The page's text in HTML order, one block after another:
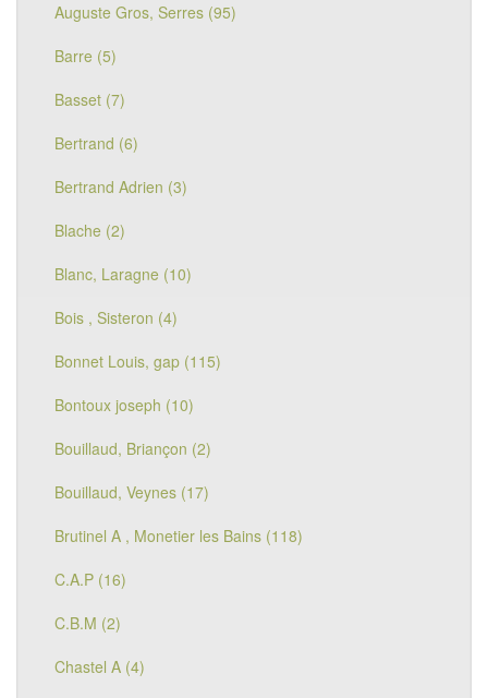
Auguste Gros, Serres (95)
Barre (5)
Basset (7)
Bertrand (6)
Bertrand Adrien (3)
Blache (2)
Blanc, Laragne (10)
Bois , Sisteron (4)
Bonnet Louis, gap (115)
Bontoux joseph (10)
Bouillaud, Briançon (2)
Bouillaud, Veynes (17)
Brutinel A , Monetier les Bains (118)
C.A.P (16)
C.B.M (2)
Chastel A (4)